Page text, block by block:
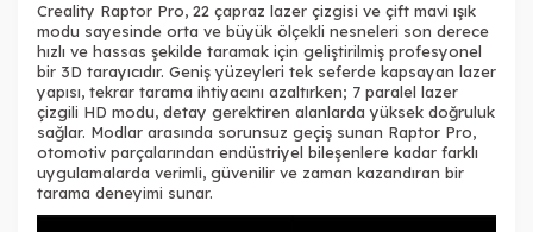
Creality Raptor Pro, 22 çapraz lazer çizgisi ve çift mavi ışık
modu sayesinde orta ve büyük ölçekli nesneleri son derece
hızlı ve hassas şekilde taramak için geliştirilmiş profesyonel
bir 3D tarayıcıdır. Geniş yüzeyleri tek seferde kapsayan lazer
yapısı, tekrar tarama ihtiyacını azaltırken; 7 paralel lazer
çizgili HD modu, detay gerektiren alanlarda yüksek doğruluk
sağlar. Modlar arasında sorunsuz geçiş sunan Raptor Pro,
otomotiv parçalarından endüstriyel bileşenlere kadar farklı
uygulamalarda verimli, güvenilir ve zaman kazandıran bir
tarama deneyimi sunar.